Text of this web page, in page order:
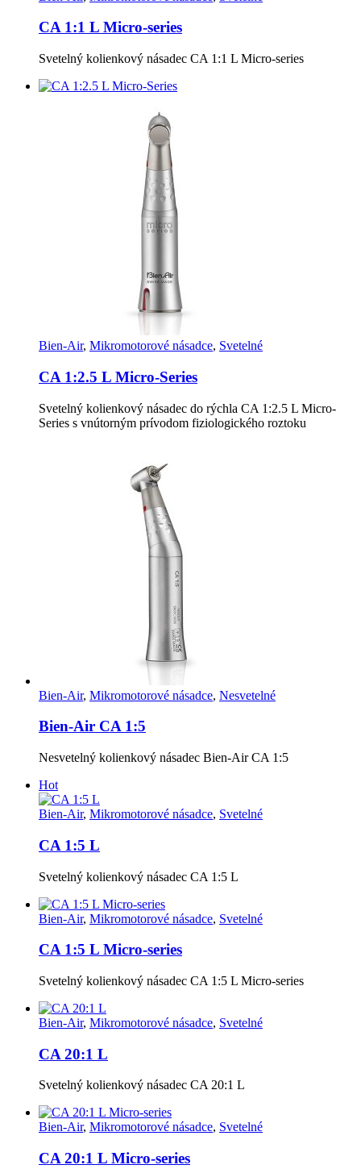
CA 1:1 L Micro-series
Svetelný kolienkový násadec CA 1:1 L Micro-series
Bien-Air, Mikromotorové násadce, Svetelné
CA 1:2.5 L Micro-Series
Svetelný kolienkový násadec do rýchla CA 1:2.5 L Micro-
Series s vnútorným prívodom fiziologického roztoku
Bien-Air, Mikromotorové násadce, Nesvetelné
Bien-Air CA 1:5
Nesvetelný kolienkový násadec Bien-Air CA 1:5
Hot
Bien-Air, Mikromotorové násadce, Svetelné
CA 1:5 L
Svetelný kolienkový násadec CA 1:5 L
Bien-Air, Mikromotorové násadce, Svetelné
CA 1:5 L Micro-series
Svetelný kolienkový násadec CA 1:5 L Micro-series
Bien-Air, Mikromotorové násadce, Svetelné
CA 20:1 L
Svetelný kolienkový násadec CA 20:1 L
Bien-Air, Mikromotorové násadce, Svetelné
CA 20:1 L Micro-series